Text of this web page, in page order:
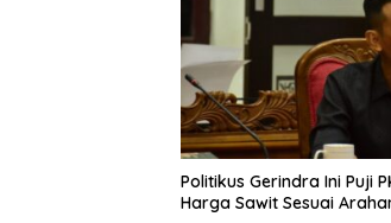
Politikus Gerindra Ini Puji
Harga Sawit Sesuai